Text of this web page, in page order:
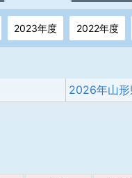
2023年度 2022年度